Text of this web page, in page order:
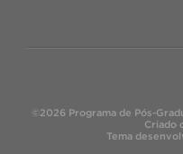
©2026 Programa de Pós-
Criado
Tema